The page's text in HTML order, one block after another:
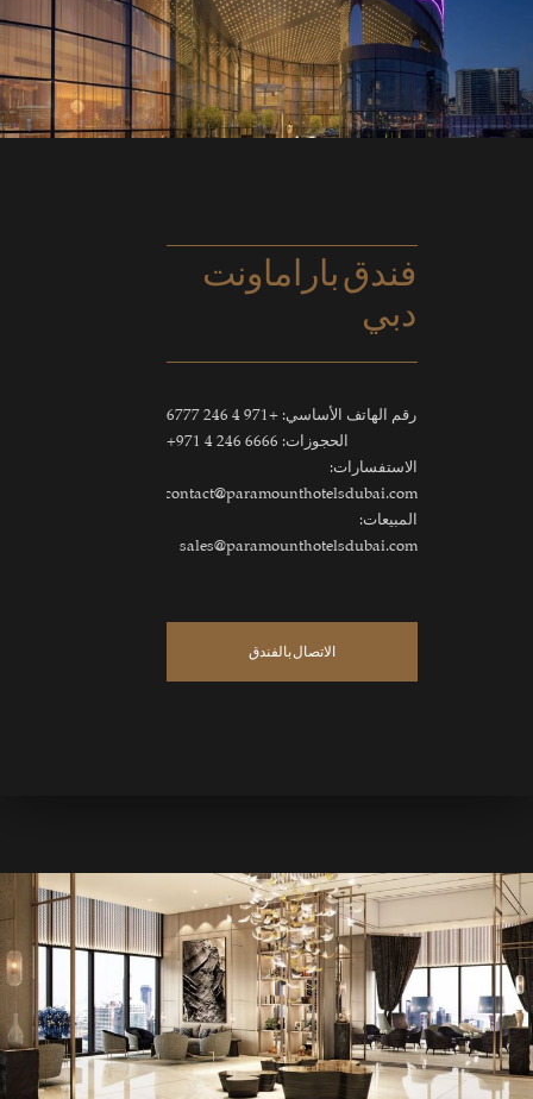
فندق باراماونت
دبي
رقم الهاتف الأساسي: +971 4 246 6777
الحجوزات: 6666 246 4 971+
الاستفسارات:
contact@paramounthotelsdubai.com
المبيعات:
sales@paramounthotelsdubai.com
الاتصال بالفندق